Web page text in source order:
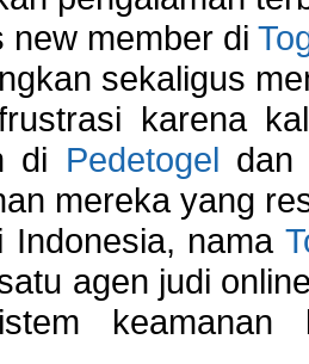
new member di
sekaligus
karena
di Pedetogel dan
mereka yang
Indonesia, nama
agen judi
keamanan